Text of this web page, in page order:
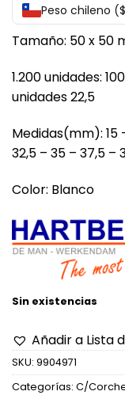
Peso chileno
Tamaño: 50 x 50
1.200 unidades:
unidades 22,5
Medidas(mm): 15
32,5 – 35 – 37,5 –
Color: Blanco
Sin existencias
Añadir a Lista
SKU: 9904971
Categorías: C/